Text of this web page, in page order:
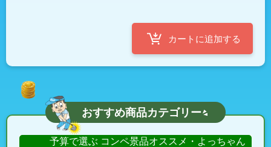
おすすめ商品カテゴリー
予算で選ぶ コンペ景品オススメ・よっちゃん